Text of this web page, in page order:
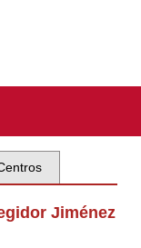
Jiménez